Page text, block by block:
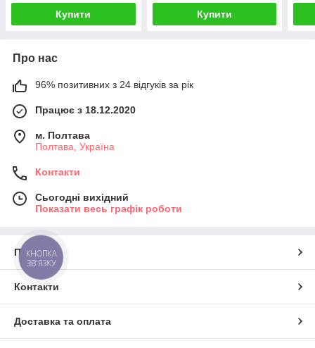
Купити Купити
Про нас
96% позитивних з 24 відгуків за рік
Працює з 18.12.2020
м. Полтава
Полтава, Україна
Контакти
Сьогодні вихідний
Показати весь графік роботи
Про нас
Контакти
Доставка та оплата
КНОПКА
ЗВ'ЯЗКУ